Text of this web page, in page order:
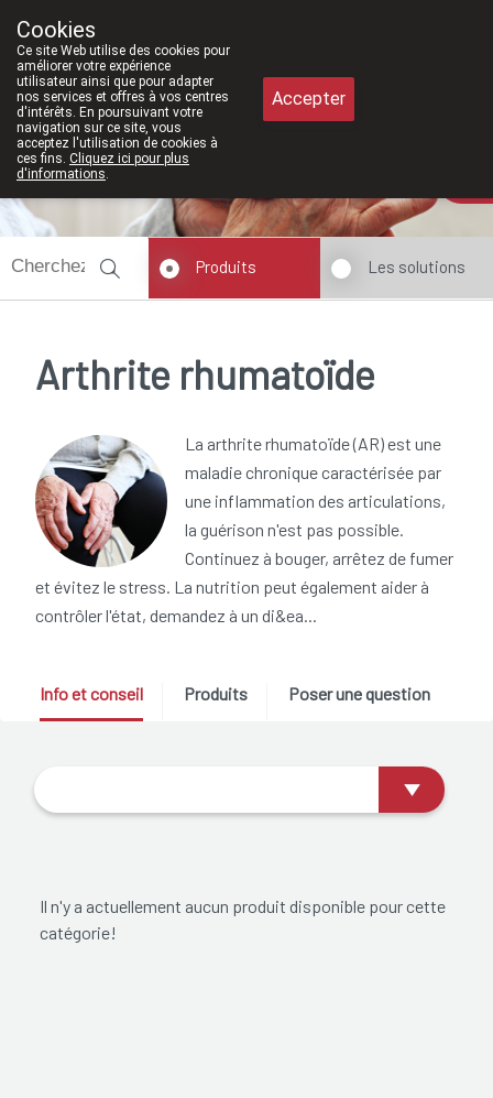
011/610300
Aujourd'hui A présent
Produits Les solutions
Arthrite rhumatoïde
La arthrite rhumatoïde (AR) est une
maladie chronique caractérisée par
une inflammation des articulations,
la guérison n'est pas possible.
Continuez à bouger, arrêtez de fumer
et évitez le stress. La nutrition peut également aider à
contrôler l'état, demandez à un di&ea...
Info et conseil Produits Poser une question
Il n'y a actuellement aucun produit disponible pour cette
catégorie!
Cookies
Ce site Web utilise des cookies pour
améliorer votre expérience
utilisateur ainsi que pour adapter
nos services et offres à vos centres
d'intérêts. En poursuivant votre
navigation sur ce site, vous
acceptez l'utilisation de cookies à
ces fins. Cliquez ici pour plus
d'informations.
Accepter